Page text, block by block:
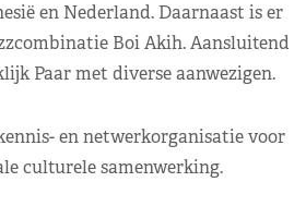
en Nederland. Daarnaast is er
Boi Akih. Aansluitend
Paar met diverse aanwezigen.
en netwerkorganisatie voor
culturele samenwerking.